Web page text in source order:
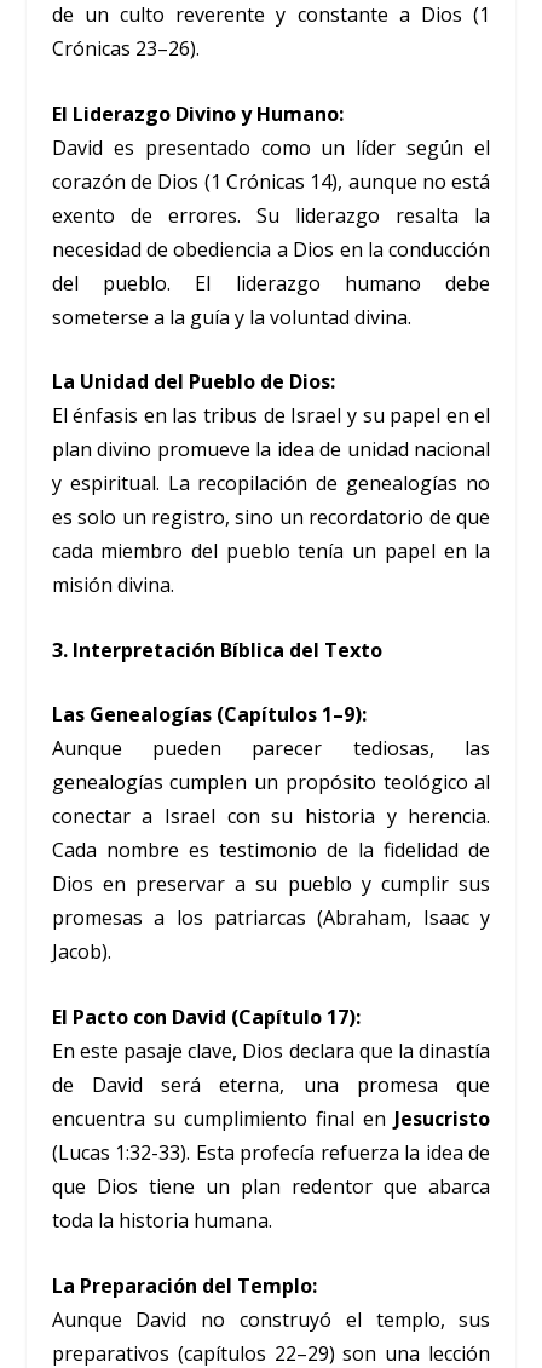
de un culto reverente y constante a Dios (1
Crónicas 23–26).
El Liderazgo Divino y Humano:
David es presentado como un líder según el
corazón de Dios (1 Crónicas 14), aunque no está
exento de errores. Su liderazgo resalta la
necesidad de obediencia a Dios en la conducción
del pueblo. El liderazgo humano debe
someterse a la guía y la voluntad divina.
La Unidad del Pueblo de Dios:
El énfasis en las tribus de Israel y su papel en el
plan divino promueve la idea de unidad nacional
y espiritual. La recopilación de genealogías no
es solo un registro, sino un recordatorio de que
cada miembro del pueblo tenía un papel en la
misión divina.
3. Interpretación Bíblica del Texto
Las Genealogías (Capítulos 1–9):
Aunque pueden parecer tediosas, las
genealogías cumplen un propósito teológico al
conectar a Israel con su historia y herencia.
Cada nombre es testimonio de la fidelidad de
Dios en preservar a su pueblo y cumplir sus
promesas a los patriarcas (Abraham, Isaac y
Jacob).
El Pacto con David (Capítulo 17):
En este pasaje clave, Dios declara que la dinastía
de David será eterna, una promesa que
encuentra su cumplimiento final en Jesucristo
(Lucas 1:32-33). Esta profecía refuerza la idea de
que Dios tiene un plan redentor que abarca
toda la historia humana.
La Preparación del Templo:
Aunque David no construyó el templo, sus
preparativos (capítulos 22–29) son una lección